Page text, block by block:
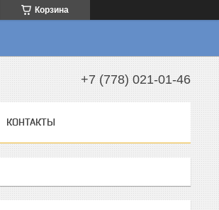
Корзина
+7 (778) 021-01-46
КОНТАКТЫ